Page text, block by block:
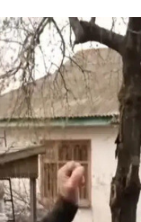
елементів
23-річного
ЗСУ пред’явили
Києву:
нічного бачення
шоу: у Києві 20-